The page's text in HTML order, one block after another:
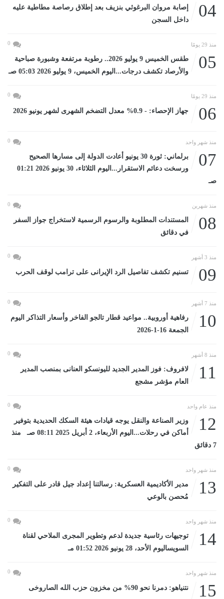
04
إصابة مروان البرغوثي بنزيف بعد إطلاق رصاصة مطاطية عليه
داخل السجن
منذ 29 يومًا 0
05
طقس الخميس 9 يوليو 2026.. رطوبة مرتفعة وشبورة صباحية
والأرصاد تكشف درجات...اليوم الخميس، 9 يوليو 2026 05:03 صـ
منذ 29 يومًا 0
06 جهاز الإحصاء: - 0.9% معدل التضخم الشهرى لشهر يونيو 2026
منذ شهر واحد 0
07
برلماني: ثورة 30 يونيو أعادت الدولة إلى مسارها الصحيح
ورسخت دعائم الاستقرار...اليوم الثلاثاء، 30 يونيو 2026 01:21
صـ
منذ شهرين 0
08
المستندات المطلوبة والرسوم الرسمية لاستخراج جواز السفر
في دقائق
منذ 3 أشهر 0
09 تسنيم تكشف تفاصيل الرد الإيرانى على ترامب لوقف الحرب
منذ 7 أشهر 0
10
رفاهية أوروبية.. مواعيد قطار تالجو الفاخر وأسعار التذاكر اليوم
الجمعة 16-1-2026
منذ 8 أشهر 0
11
لافروف: فوز المدير الجديد لليونسكو العنانى بمنصب المدير
العام مؤشر مشجع
منذ عام واحد 0
12
وزير الصناعة والنقل يوجه قيادات هيئة السكك الحديدية بتوفير
أماكن في رحلات...اليوم الأربعاء، 2 أبريل 2025 08:11 صـ منذ
7 دقائق
منذ شهر واحد 0
13
مدير الأكاديمية العسكرية: رسالتنا إعداد جيل قادر على التفكير
مُحصن بالوعي
منذ شهر واحد 0
14
توجيهات رئاسية جديدة لدعم وتطوير المجرى الملاحي لقناة
السويساليوم الأحد، 28 يونيو 2026 01:52 مـ
منذ شهر واحد 0
15 نتنياهو: دمرنا نحو 90% من مخزون حزب الله الصاروخى